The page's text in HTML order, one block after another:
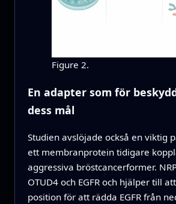
Figure 2.
En adapter som för
dess mål
Studien avslöjade också en viktig
ett membranprotein tidigare
aggressiva bröstcancerformer.
OTUD4 och EGFR och hjälper till
position för att rädda EGFR från